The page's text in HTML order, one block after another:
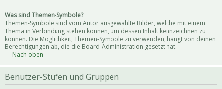
Was sind Themen-Symbole?
Themen-Symbole sind vom Autor ausgewählte Bilder, welche mit einem
Thema in Verbindung stehen können, um dessen Inhalt kennzeichnen zu
können. Die Möglichkeit, Themen-Symbole zu verwenden, hängt von deinen
Berechtigungen ab, die die Board-Administration gesetzt hat.
Nach oben
Benutzer-Stufen und Gruppen